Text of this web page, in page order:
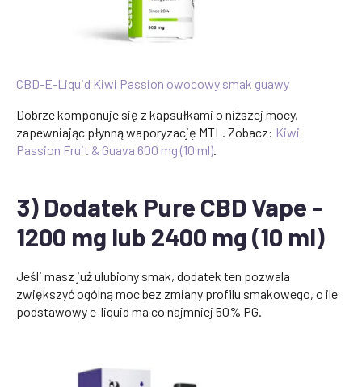
CBD-E-Liquid Kiwi Passion owocowy smak guawy
Dobrze komponuje się z kapsułkami o niższej mocy,
zapewniając płynną waporyzację MTL. Zobacz: Kiwi
Passion Fruit & Guava 600 mg (10 ml).
3) Dodatek Pure CBD Vape -
1200 mg lub 2400 mg (10 ml)
Jeśli masz już ulubiony smak, dodatek ten pozwala
zwiększyć ogólną moc bez zmiany profilu smakowego, o ile
podstawowy e-liquid ma co najmniej 50% PG.